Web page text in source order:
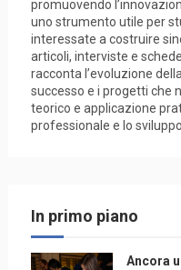
promuovendo
uno strumento utile per
interessate a costruire
articoli, interviste e
racconta l’evoluzione
successo e i progetti che
teorico e applicazione
professionale e lo
In primo piano
Ancora